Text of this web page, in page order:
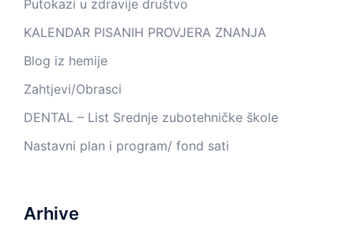
Putokazi u zdravije društvo
KALENDAR PISANIH PROVJERA ZNANJA
Blog iz hemije
Zahtjevi/Obrasci
DENTAL – List Srednje zubotehničke škole
Nastavni plan i program/ fond sati
Arhive